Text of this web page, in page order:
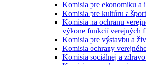
Komisia pre ekonomiku a
Komisia pre kultúru a šport
Komisia na ochranu
výkone funkcií verejných
Komisia pre výstavbu a
Komisia ochrany
Komisia sociálnej a